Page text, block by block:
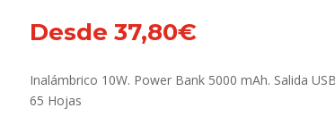
Desde 37,80€
Inalámbrico 10W. Power Bank 5000 mAh. Salida
65 Hojas